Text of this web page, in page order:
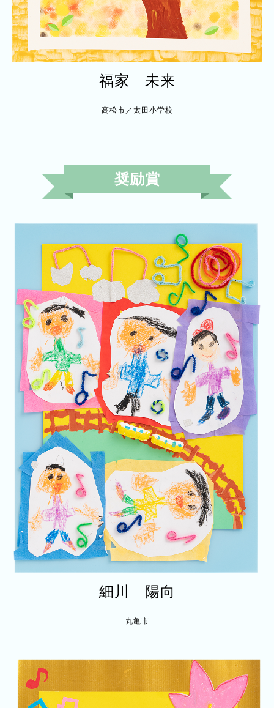
福家 未来
高松市／太田小学校
奨励賞
細川 陽向
丸亀市